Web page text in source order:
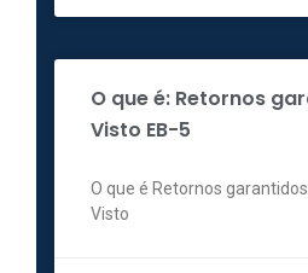
O que é: Retornos
Visto EB-5
O que é Retornos
Visto